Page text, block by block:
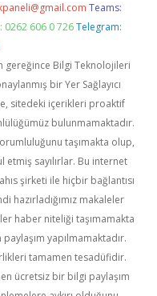
Teams:
0262 606 0 726 Telegram:
gereğince Bilgi Teknolojileri
bir Yer Sağlayıcı
sitedeki içerikleri proaktif
bulunmamaktadır.
taşımakta olup,
sayılırlar. Bu internet
şirketi ile hiçbir bağlantısı
hazırladığımız makaleler
haber niteliği taşımamakta
yapılmamaktadır.
tamamen tesadüfidir.
ücretsiz bir bilgi paylaşım